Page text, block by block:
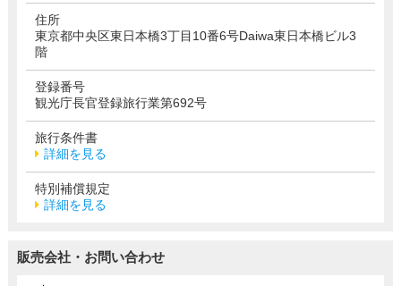
住所
東京都中央区東日本橋3丁目10番6号Daiwa東日本橋ビル3
階
登録番号
観光庁長官登録旅行業第692号
旅行条件書
詳細を見る
特別補償規定
詳細を見る
販売会社・お問い合わせ